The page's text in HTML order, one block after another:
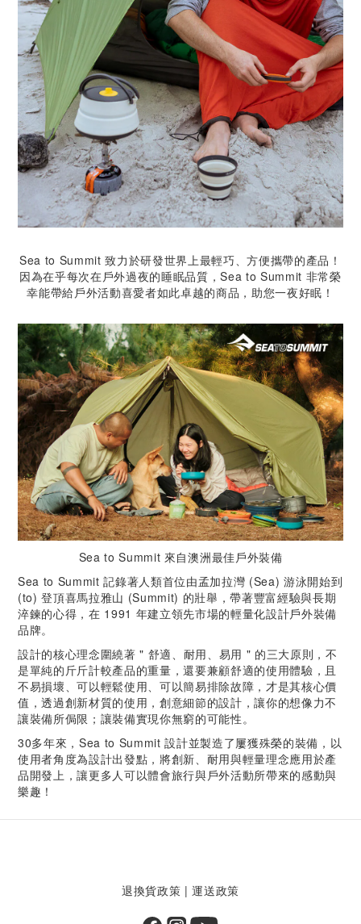
Sea to Summit 致力於研發世界上最輕巧、方便攜帶的產品！
因為在乎每次在戶外過夜的睡眠品質，Sea to Summit 非常榮
幸能帶給戶外活動喜愛者如此卓越的商品，助您一夜好眠！
Sea to Summit 來自澳洲最佳戶外裝備
Sea to Summit 記錄著人類首位由孟加拉灣 (Sea) 游泳開始到
(to) 登頂喜馬拉雅山 (Summit) 的壯舉，帶著豐富經驗與長期
淬鍊的心得，在 1991 年建立領先市場的輕量化設計戶外裝備
品牌。
設計的核心理念圍繞著 " 舒適、耐用、易用 " 的三大原則，不
是單純的斤斤計較產品的重量，還要兼顧舒適的使用體驗，且
不易損壞、可以輕鬆使用、可以簡易排除故障，才是其核心價
值，透過創新材質的使用，創意細節的設計，讓你的想像力不
讓裝備所侷限；讓裝備實現你無窮的可能性。
30多年來，Sea to Summit 設計並製造了屢獲殊榮的裝備，以
使用者角度為設計出發點，將創新、耐用與輕量理念應用於產
品開發上，讓更多人可以體會旅行與戶外活動所帶來的感動與
樂趣！
退換貨政策 |運送政策